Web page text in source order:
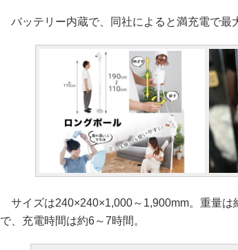
バッテリー内蔵で、同社によると満充電で最
サイズは240×240×1,000～1,900mm。重量は
で、充電時間は約6～7時間。